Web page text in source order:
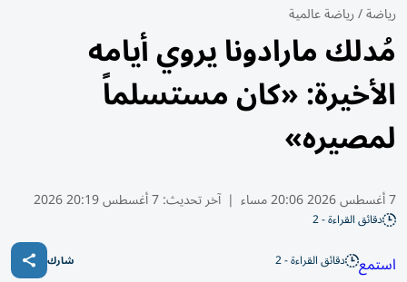
رياضة/رياضة عالمية
مُدلك مارادونا يروي أيامه
الأخيرة: «كان مستسلماً
لمصيره»
7 أغسطس 2026 20:06 مساء | آخر تحديث:7 أغسطس 20:19 2026
دقائق القراءة - 2
استمع دقائق القراءة - 2 شارك